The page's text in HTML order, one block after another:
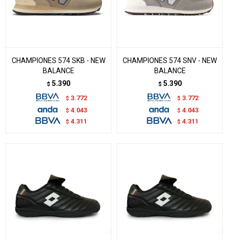
CHAMPIONES 574 SKB - NEW
BALANCE
$ 5.390
$ 3.772
$ 4.043
$ 4.311
CHAMPIONES 574 SNV - NEW
BALANCE
$ 5.390
$ 3.772
$ 4.043
$ 4.311